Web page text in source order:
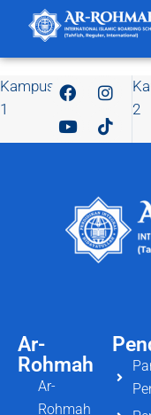
Kampus
1
2
Ar-
Rohmah
Ar-
Rohmah